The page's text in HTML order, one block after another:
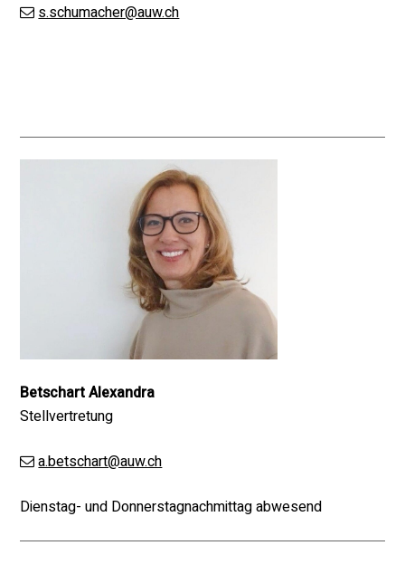
s.schumacher@auw.ch
Betschart Alexandra
Stellvertretung
a.betschart@auw.ch
Dienstag- und Donnerstagnachmittag abwesend